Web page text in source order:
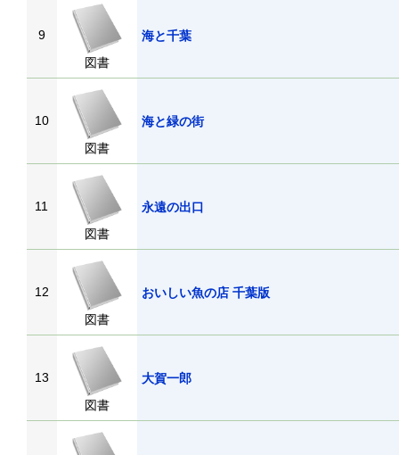
9
図書
海と千葉
10
図書
海と緑の街
11
図書
永遠の出口
12
図書
おいしい魚の店 千葉版
13
図書
大賀一郎